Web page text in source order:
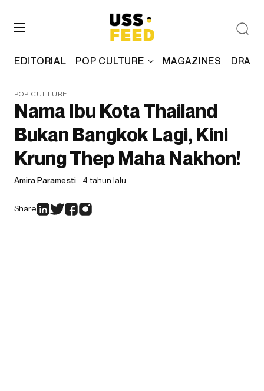
EDITORIAL POP CULTURE MAGAZINES
POP CULTURE
Nama Ibu Kota Thailand
Bukan Bangkok Lagi, Kini
Krung Thep Maha Nakhon!
Amira Paramesti 4 tahun lalu
Share